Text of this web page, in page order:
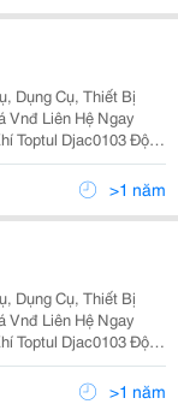
Dụng Cụ, Thiết Bị
Định Hoặc Di
Quay 360 O Quanh Trụ
>1 năm
Dụng Cụ, Thiết Bị
Định Hoặc Di
Quay 360 O Quanh Trụ
>1 năm